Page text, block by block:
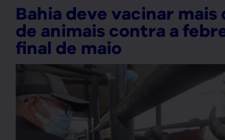
Bahia deve vacinar mais
de animais contra a
final de maio